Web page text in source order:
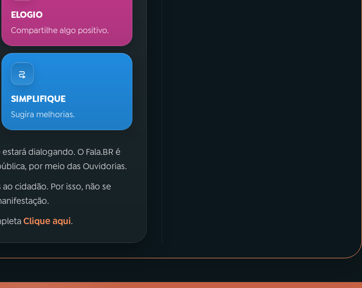
ELOGIO
Compartilhe algo positivo.
SIMPLIFIQUE
Sugira melhorias.
dialogando. O Fala.BR é
por meio das Ouvidorias.
cidadão. Por isso, não se
Clique aqui.